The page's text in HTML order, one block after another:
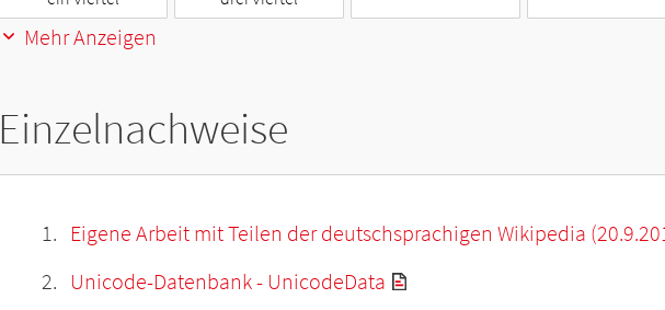
Mehr Anzeigen
Einzelnachweise
Eigene Arbeit mit Teilen der deutschsprachigen Wikipedia
Unicode-Datenbank - UnicodeData